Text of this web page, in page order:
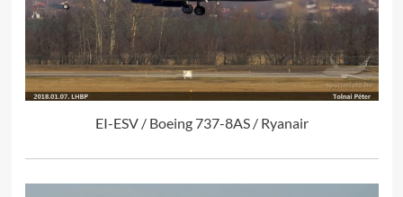
EI-ESV / Boeing 737-8AS / Ryanair